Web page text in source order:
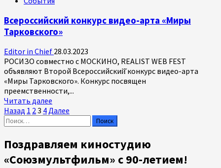
Всероссийский конкурс видео-арта «Миры
Тарковского»
Editor in Chief 28.03.2023
РОСИЗО совместно с МОСКИНО, REALIST WEB FEST
объявляют Второй Всероссийский̆ конкурс видео-арта
«Миры Тарковского». Конкурс посвящен
преемственности,...
Читать далее
больше
Всероссийский
видео-
арта
Пагинация
записей
Назад 1 23 4Далее
Найти:
Поздравляем киностудию
«Союзмультфильм» с 90-летием!